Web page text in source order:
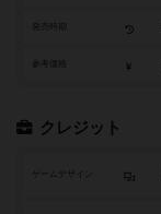
参考価格
クレジット
ゲームデザイン